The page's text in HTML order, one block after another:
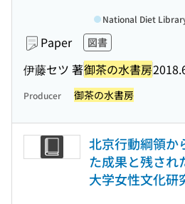
Paper 図書
伊藤セツ 著御茶の水書房
National Diet
Producer 御茶の水書房
北京行動綱領か
た成果と残され
大学女性文化研